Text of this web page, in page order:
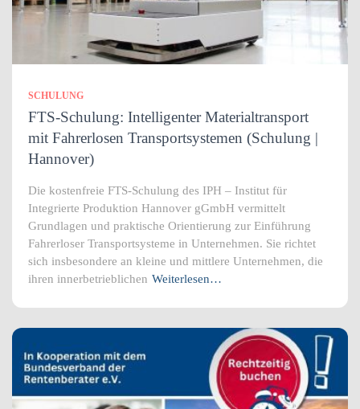
SCHULUNG
FTS-Schulung: Intelligenter Materialtransport
mit Fahrerlosen Transportsystemen (Schulung |
Hannover)
Die kostenfreie FTS-Schulung des IPH – Institut für
Integrierte Produktion Hannover gGmbH vermittelt
Grundlagen und praktische Orientierung zur Einführung
Fahrerloser Transportsysteme in Unternehmen. Sie richtet
sich insbesondere an kleine und mittlere Unternehmen, die
ihren innerbetrieblichen Weiterlesen…